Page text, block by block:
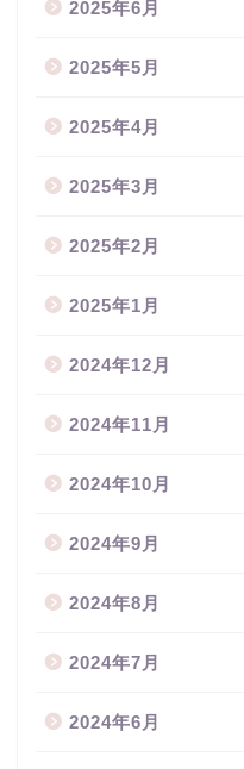
2025年6月
2025年5月
2025年4月
2025年3月
2025年2月
2025年1月
2024年12月
2024年11月
2024年10月
2024年9月
2024年8月
2024年7月
2024年6月